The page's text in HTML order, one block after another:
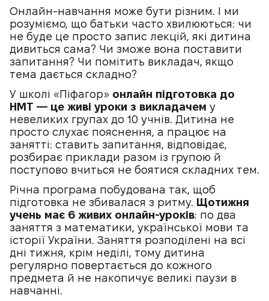
Онлайн-навчання може бути різним. І ми
розуміємо, що батьки часто хвилюються: чи
не буде це просто запис лекцій, які дитина
дивиться сама? Чи зможе вона поставити
запитання? Чи помітить викладач, якщо
тема дається складно?
У школі «Піфагор» онлайн підготовка до
НМТ — це живі уроки з викладачем у
невеликих групах до 10 учнів. Дитина не
просто слухає пояснення, а працює на
занятті: ставить запитання, відповідає,
розбирає приклади разом із групою й
поступово вчиться не боятися складних тем.
Річна програма побудована так, щоб
підготовка не збивалася з ритму. Щотижня
учень має 6 живих онлайн-уроків: по два
заняття з математики, української мови та
історії України. Заняття розподілені на всі
дні тижня, крім неділі, тому дитина
регулярно повертається до кожного
предмета й не накопичує великі паузи в
навчанні.